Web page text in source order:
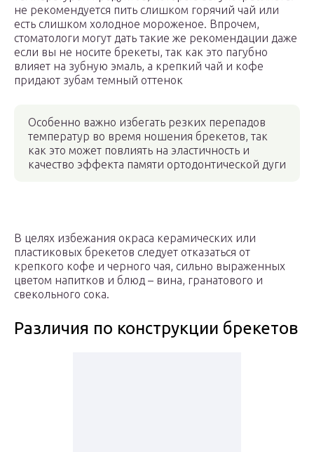
не рекомендуется пить слишком горячий чай или
есть слишком холодное мороженое. Впрочем,
стоматологи могут дать такие же рекомендации даже
если вы не носите брекеты, так как это пагубно
влияет на зубную эмаль, а крепкий чай и кофе
придают зубам темный оттенок
Особенно важно избегать резких перепадов
температур во время ношения брекетов, так
как это может повлиять на эластичность и
качество эффекта памяти ортодонтической дуги
В целях избежания окраса керамических или
пластиковых брекетов следует отказаться от
крепкого кофе и черного чая, сильно выраженных
цветом напитков и блюд – вина, гранатового и
свекольного сока.
Различия по конструкции брекетов